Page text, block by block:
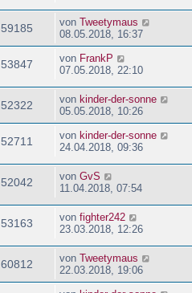
59185 von Tweetymaus
08.05.2018, 16:37
53847 von FrankP
07.05.2018, 22:10
52322 von kinder-der-sonne
05.05.2018, 10:26
52711 von kinder-der-sonne
24.04.2018, 09:36
52042 von GvS
11.04.2018, 07:54
53163 von fighter242
23.03.2018, 12:26
60812 von Tweetymaus
22.03.2018, 19:06